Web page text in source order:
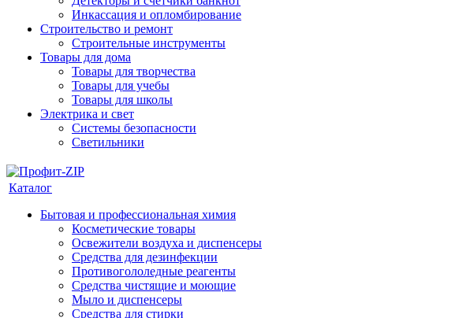
Инкассация и опломбирование
Строительство и ремонт
Строительные инструменты
Товары для дома
Товары для творчества
Товары для учебы
Товары для школы
Электрика и свет
Системы безопасности
Светильники
Каталог
Бытовая и профессиональная химия
Косметические товары
Освежители воздуха и диспенсеры
Средства для дезинфекции
Противогололедные реагенты
Средства чистящие и моющие
Мыло и диспенсеры
Средства для стирки